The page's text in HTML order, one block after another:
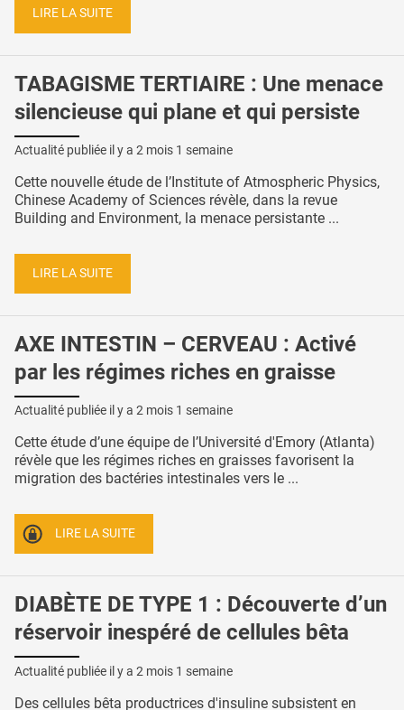
LIRE LA SUITE
TABAGISME TERTIAIRE : Une menace
silencieuse qui plane et qui persiste
Actualité publiée il y a 2 mois 1 semaine
Cette nouvelle étude de l’Institute of Atmospheric Physics,
Chinese Academy of Sciences révèle, dans la revue
Building and Environment, la menace persistante ...
LIRE LA SUITE
AXE INTESTIN – CERVEAU : Activé
par les régimes riches en graisse
Actualité publiée il y a 2 mois 1 semaine
Cette étude d’une équipe de l’Université d'Emory (Atlanta)
révèle que les régimes riches en graisses favorisent la
migration des bactéries intestinales vers le ...
LIRE LA SUITE
DIABÈTE DE TYPE 1 : Découverte d’un
réservoir inespéré de cellules bêta
Actualité publiée il y a 2 mois 1 semaine
Des cellules bêta productrices d'insuline subsistent en